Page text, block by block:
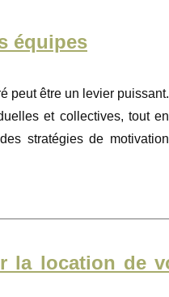
équipes
peut être un levier puissant.
et collectives, tout en
stratégies de motivation
la location de